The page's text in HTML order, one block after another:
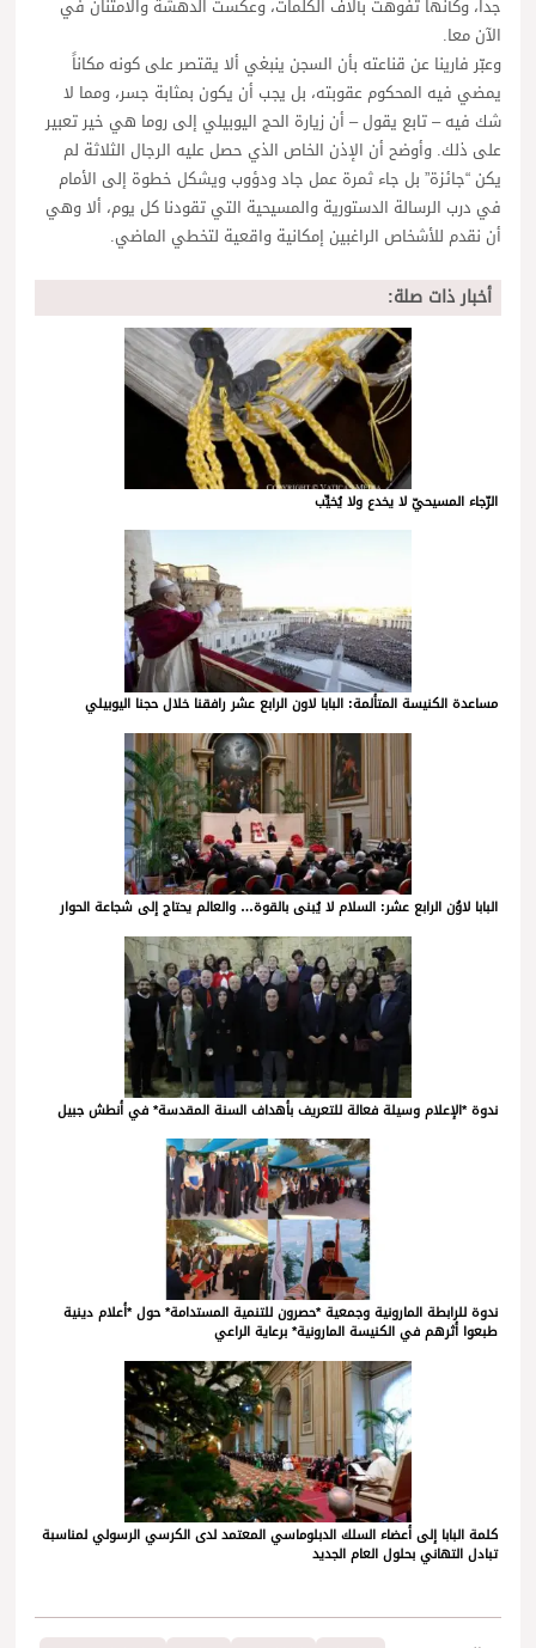
جداً، وكأنها تفوهت بآلاف الكلمات، وعكست الدهشة والامتنان في
الآن معا.
وعبّر فارينا عن قناعته بأن السجن ينبغي ألا يقتصر على كونه مكاناً
يمضي فيه المحكوم عقوبته، بل يجب أن يكون بمثابة جسر، ومما لا
شك فيه – تابع يقول – أن زيارة الحج اليوبيلي إلى روما هي خير تعبير
على ذلك. وأوضح أن الإذن الخاص الذي حصل عليه الرجال الثلاثة لم
يكن “جائزة” بل جاء ثمرة عمل جاد ودؤوب ويشكل خطوة إلى الأمام
في درب الرسالة الدستورية والمسيحية التي تقودنا كل يوم، ألا وهي
أن نقدم للأشخاص الراغبين إمكانية واقعية لتخطي الماضي.
أخبار ذات صلة:
الرّجاء المسيحيّ لا يخدع ولا يُخيِّب
مساعدة الكنيسة المتألمة: البابا لاون الرابع عشر رافقنا خلال حجنا اليوبيلي
البابا لاوُن الرابع عشر: السلام لا يُبنى بالقوة… والعالم يحتاج إلى شجاعة الحوار
ندوة *الإعلام وسيلة فعالة للتعريف بأهداف السنة المقدسة* في أنطش جبيل
ندوة للرابطة المارونية وجمعية *حصرون للتنمية المستدامة* حول *أعلام دينية
طبعوا أثرهم في الكنيسة المارونية* برعاية الراعي
كلمة البابا إلى أعضاء السلك الدبلوماسي المعتمد لدى الكرسي الرسولي لمناسبة
تبادل التهاني بحلول العام الجديد